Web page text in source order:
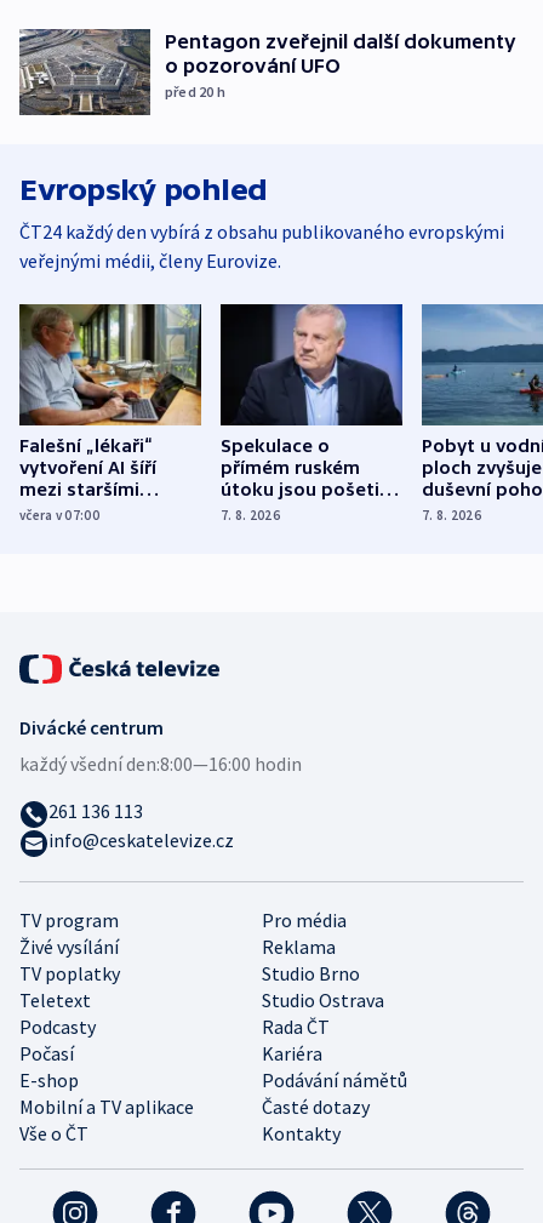
Pentagon zveřejnil další dokumenty
o pozorování UFO
před 20 h
Evropský pohled
ČT24 každý den vybírá z obsahu publikovaného evropskými
veřejnými médii, členy Eurovize.
Falešní „lékaři“
vytvoření AI šíří
mezi staršími
Poláky nebezpečné
včera v 07:00
Spekulace o
přímém ruském
útoku jsou pošetilé,
míní estonský
7. 8. 2026
Pobyt u
ploch zvyšuje
duševní
ukázala
7. 8. 2026
TV program
Pro média
Živé vysílání
Reklama
TV poplatky
Studio Brno
Teletext
Studio Ostrava
Podcasty
Rada ČT
Počasí
Kariéra
E-shop
Podávání námětů
Mobilní a TV aplikace
Časté dotazy
Vše o ČT
Kontakty
Divácké centrum
každý všední den:8:00—16:00 hodin
261 136 113
info@ceskatelevize.cz